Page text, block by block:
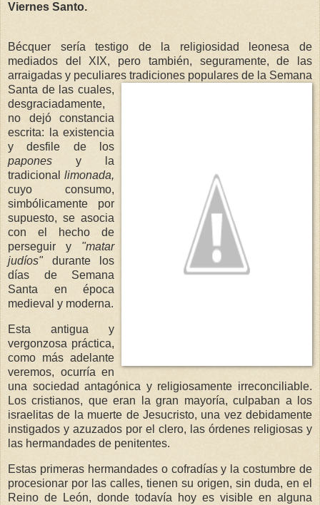
Viernes Santo.
Bécquer sería testigo de la religiosidad leonesa de
mediados del XIX, pero también, seguramente, de las
arraigadas y peculiares tradiciones populares de la Semana
Santa de las cuales,
desgraciadamente,
no dejó constancia
escrita: la existencia
y desfile de los
papones y la
tradicional limonada,
cuyo consumo,
simbólicamente por
supuesto, se asocia
con el hecho de
perseguir y "matar
judíos" durante los
días de Semana
Santa en época
medieval y moderna.
Esta antigua y
vergonzosa práctica,
como más adelante
veremos, ocurría en
una sociedad antagónica y religiosamente irreconciliable.
Los cristianos, que eran la gran mayoría, culpaban a los
israelitas de la muerte de Jesucristo, una vez debidamente
instigados y azuzados por el clero, las órdenes religiosas y
las hermandades de penitentes.
Estas primeras hermandades o cofradías y la costumbre de
procesionar por las calles, tienen su origen, sin duda, en el
Reino de León, donde todavía hoy es visible en alguna